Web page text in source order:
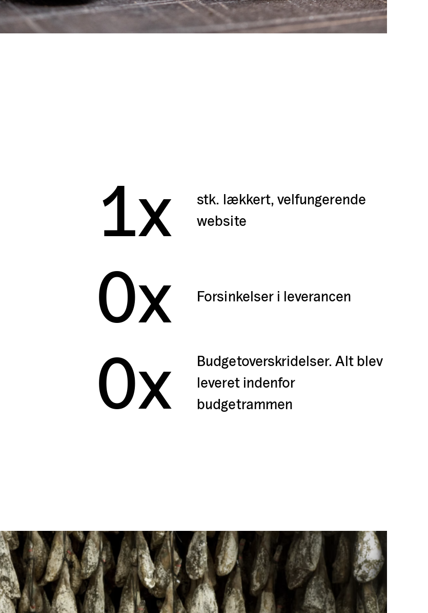
1x
stk. lækkert, velfungerende
website
0x Forsinkelser i leverancen
0x
Budgetoverskridelser. Alt blev
leveret indenfor
budgetrammen